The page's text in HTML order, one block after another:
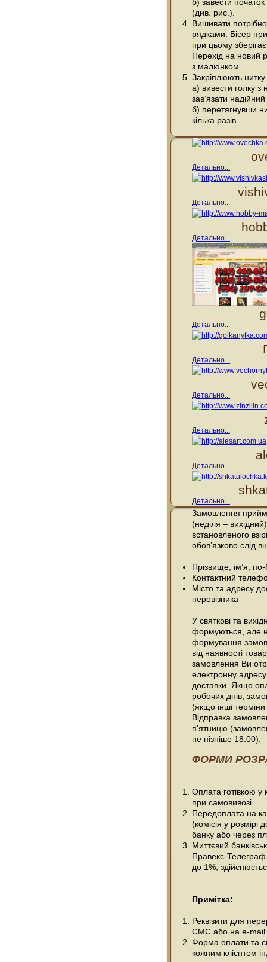
(див. рис.).
Вишивати
рядками. Бісер
при цьому
Перехід на новий
з малюнком.
Закріплюють
а) вивести голку з
зав’язати
б) перетягнувши
кілька разів.
Детально...
Детально...
Детально...
Детально...
Детально...
Детально...
Детально...
Детально...
Детально...
Замовлення
(неділя – вихідний)
встановленого
обов’язково слід
Прізвище, ім’я,
Контактний
Місто та адресу
перевізника
У святкові та
формуються, але
формування
від наявності
замовлення Ви
електронну
доставки. Якщо
робочих днів,
(якщо інші
Відправка
п’ятницю
не пізніше 18.00).
ФОРМИ
Оплата готівкою
при самовивозі.
Передоплата на
(комісія у розмірі
банку або через
Миттєвий
Правекс-Телеграф,
до 1%,
Примітка:
Реквізити для
СМС або на e-mail
Форма оплати та
кожним клієнтом